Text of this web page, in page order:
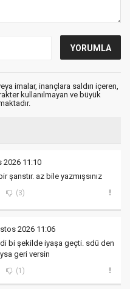
imalar, inançlara saldırı içeren,
kullanılmayan ve büyük
2026 11:10
şanstır. az bile yazmışsınız
(3)
2026 11:06
bi şekilde iyaşa geçti. sdü den
geri versin
(1)